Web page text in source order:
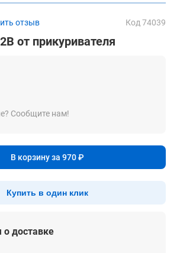
отзыв Код 74039
от прикуривателя
Сообщите нам!
В корзину за 970 ₽
Купить в один клик
доставке